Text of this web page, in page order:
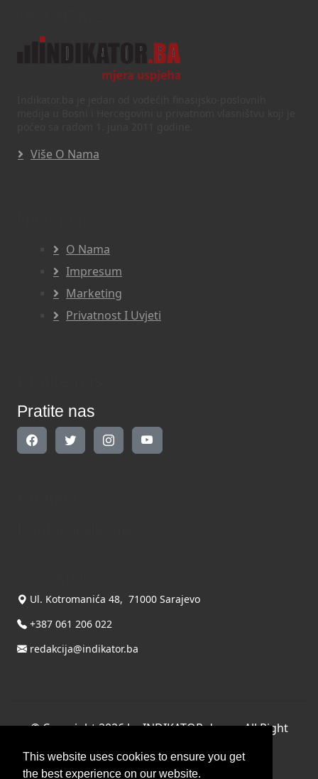
This website uses cookies to ensure you get
the best experience on our website.
Više O Nama
O Nama
Impresum
Marketing
Privatnost I Uvjeti
Pratite nas
Ul. Kotromanića 48, 71000 Sarajevo
+387 061 206 022
redakcija@indikator.ba
©Copyright 2026 by INDIKATOR d.o.o., All Right
Terms Of Use|Privacy Statement